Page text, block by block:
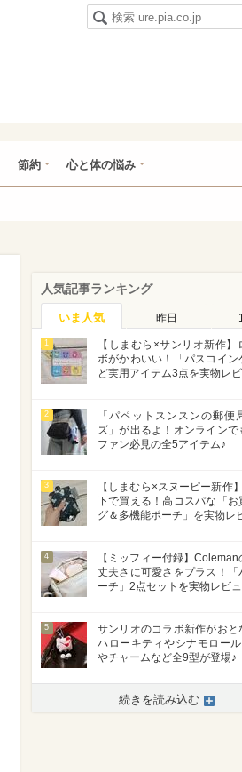
節約 心と体の悩み
人気記事ランキング
いま人気 昨日
1
【しまむら×サンリオ新作】
ボがかわいい！「パスコイン
ど実用アイテム3点を実物レ
2
「パペットスンスンの郵便
ズ」が出るよ！オンラインで
ファン必見の全5アイテム♪
3
【しまむら×スヌーピー新作
下で買える！高コスパな「お
グ＆多機能ポーチ」を実物レ
4
【ミッフィー付録】Coleman
丈夫さに可愛さをプラス！「
ーチ」2点セットを実物レビ
5
サンリオのコラボ新作がおと
ハローキティやシナモロー
やチャームなど全9型が登場♪
続きを読み込む